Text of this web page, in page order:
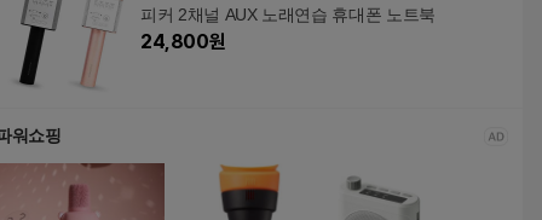
피커 2채널 AUX 노래연습 휴대폰 노트북
24,800원
워쇼핑